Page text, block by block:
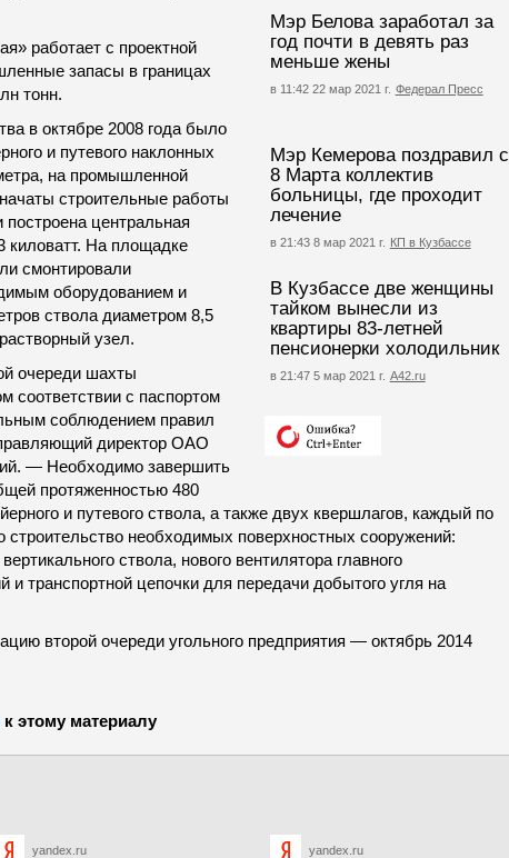
Мэр Белова заработал за
год почти в девять раз
меньше жены
в 11:42 22 мар 2021 г. Федерал Пресс
Мэр Кемерова поздравил с
8 Марта коллектив
больницы, где проходит
лечение
в 21:43 8 мар 2021 г. КП в Кузбассе
В Кузбассе две женщины
тайком вынесли из
квартиры 83-летней
пенсионерки холодильник
в 21:47 5 мар 2021 г. А42.ru
работает с проектной
запасы в границах
тонн.
в октябре 2008 года было
и путевого наклонных
на промышленной
строительные работы
центральная
киловатт. На площадке
смонтировали
оборудованием и
ствола диаметром 8,5
узел.
очереди шахты
соответствии с паспортом
соблюдением правил
директор ОАО
— Необходимо завершить
протяженностью 480
и путевого ствола, а также двух квершлагов, каждый по
необходимых поверхностных сооружений:
ствола, нового вентилятора главного
и транспортной цепочки для передачи добытого угля на
второй очереди угольного предприятия — октябрь 2014
к этому материалу
yandex.ru yandex.ru